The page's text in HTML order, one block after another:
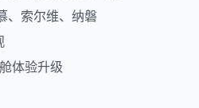
、索尔维、纳磐
体验升级